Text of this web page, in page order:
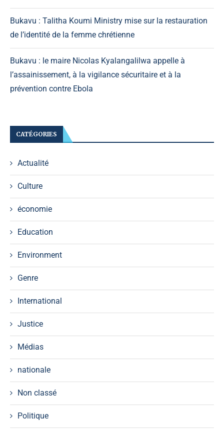
Bukavu : Talitha Koumi Ministry mise sur la restauration
de l’identité de la femme chrétienne
Bukavu : le maire Nicolas Kyalangalilwa appelle à
l’assainissement, à la vigilance sécuritaire et à la
prévention contre Ebola
CATÉGORIES
Actualité
Culture
économie
Education
Environment
Genre
International
Justice
Médias
nationale
Non classé
Politique